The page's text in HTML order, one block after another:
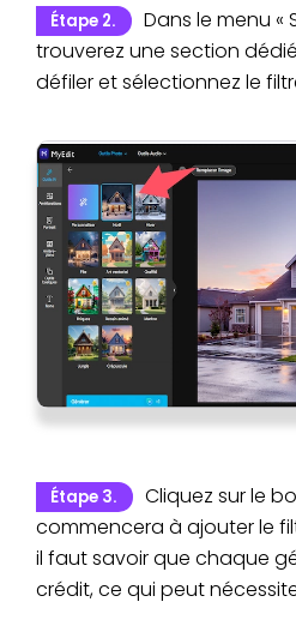
Étape 2.
Dans le menu «
trouverez une section
défiler et sélectionnez le
Étape 3.
Cliquez sur le
commencera à ajouter le
il faut savoir que chaque
crédit, ce qui peut